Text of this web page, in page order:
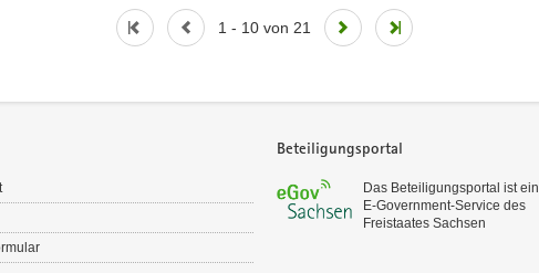
1 - 10 von 21
Beteiligungsportal
Das Beteiligungsportal ist ein
E‑Government-Service des
Freistaates Sachsen